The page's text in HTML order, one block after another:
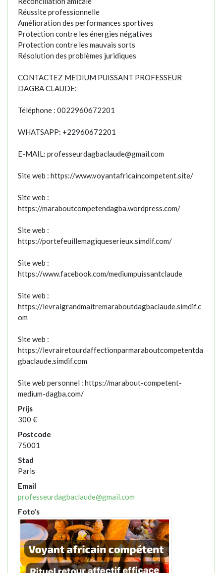
Réussite professionnelle
Amélioration des performances sportives
Protection contre les énergies négatives
Protection contre les mauvais sorts
Résolution des problèmes juridiques
CONTACTEZ MEDIUM PUISSANT PROFESSEUR
DAGBA CLAUDE:
Téléphone : 0022960672201
WHATSAPP: +22960672201
E-MAIL: professeurdagbaclaude@gmail.com
Site web : https://www.voyantafricaincompetent.site/
Site web :
https://maraboutcompetendagba.wordpress.com/
Site web :
https://portefeuillemagiqueserieux.simdif.com/
Site web :
https://www.facebook.com/mediumpuissantclaude
Site web :
https://levraigrandmaitremaraboutdagbaclaude.simdif.c
om
Site web :
https://levrairetourdaffectionparmaraboutcompetentda
gbaclaude.simdif.com
Site web personnel : https://marabout-competent-
medium-dagba.com/
Prijs
300 €
Postcode
75001
Stad
Paris
Email
professeurdagbaclaude@gmail.com
Foto's